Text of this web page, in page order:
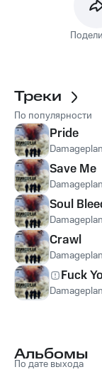
Треки
По популярности
Pride
Damageplan
Save Me
Damageplan
Soul
Damageplan
Crawl
Damageplan
Fuck
Damageplan
Альбомы
По дате выхода